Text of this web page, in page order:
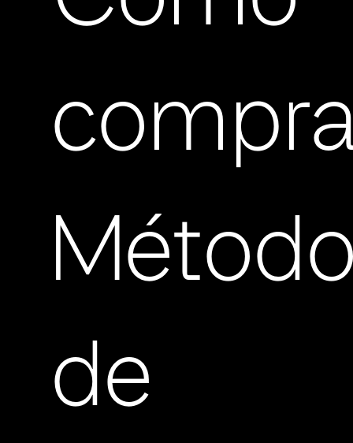
de